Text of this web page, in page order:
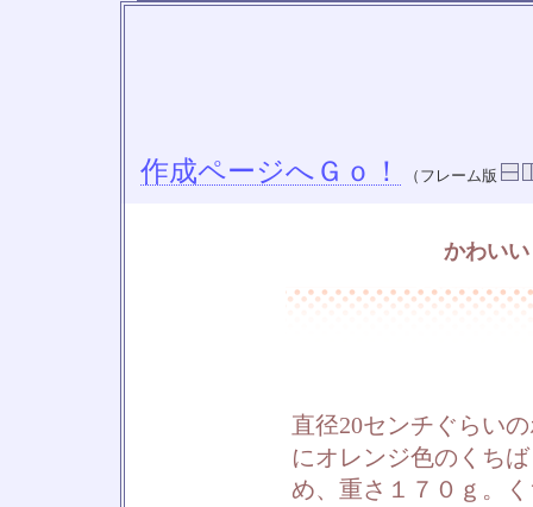
作成ページへＧｏ！ （フレーム版
かわい
直径20センチぐらい
にオレンジ色のくち
め、重さ１７０ｇ。